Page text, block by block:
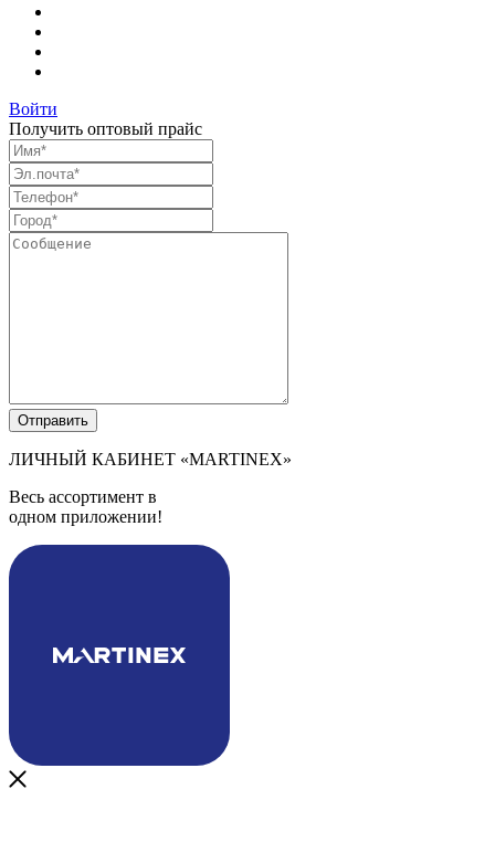
Войти
Получить оптовый прайс
ЛИЧНЫЙ КАБИНЕТ «MARTINEX»
Весь ассортимент в
одном приложении!